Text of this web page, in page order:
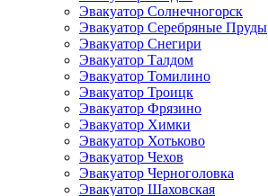
Эвакуатор Солнечногорск
Эвакуатор Серебряные Пруды
Эвакуатор Снегири
Эвакуатор Талдом
Эвакуатор Томилино
Эвакуатор Троицк
Эвакуатор Фрязино
Эвакуатор Химки
Эвакуатор Хотьково
Эвакуатор Чехов
Эвакуатор Черноголовка
Эвакуатор Шаховская